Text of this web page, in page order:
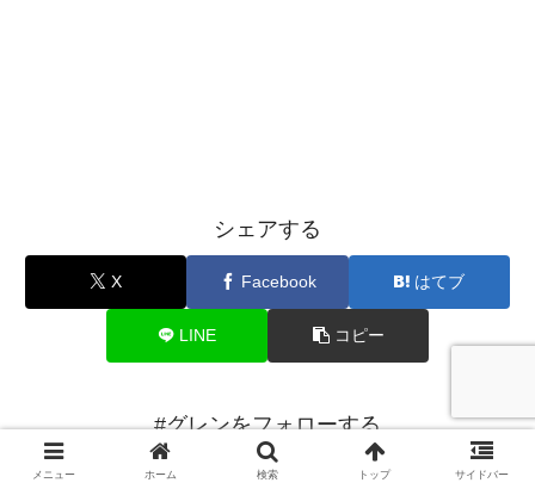
シェアする
X Facebook はてブ
LINE コピー
#グレンをフォローする
メニュー ホーム 検索 トップ サイドバー